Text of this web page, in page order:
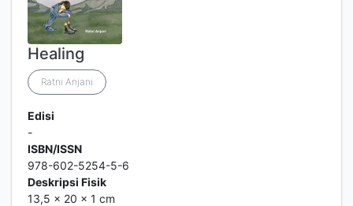
Healing
Ratni Anjani
Edisi
-
ISBN/ISSN
978-602-5254-5-6
Deskripsi Fisik
13,5 x 20 x 1 cm